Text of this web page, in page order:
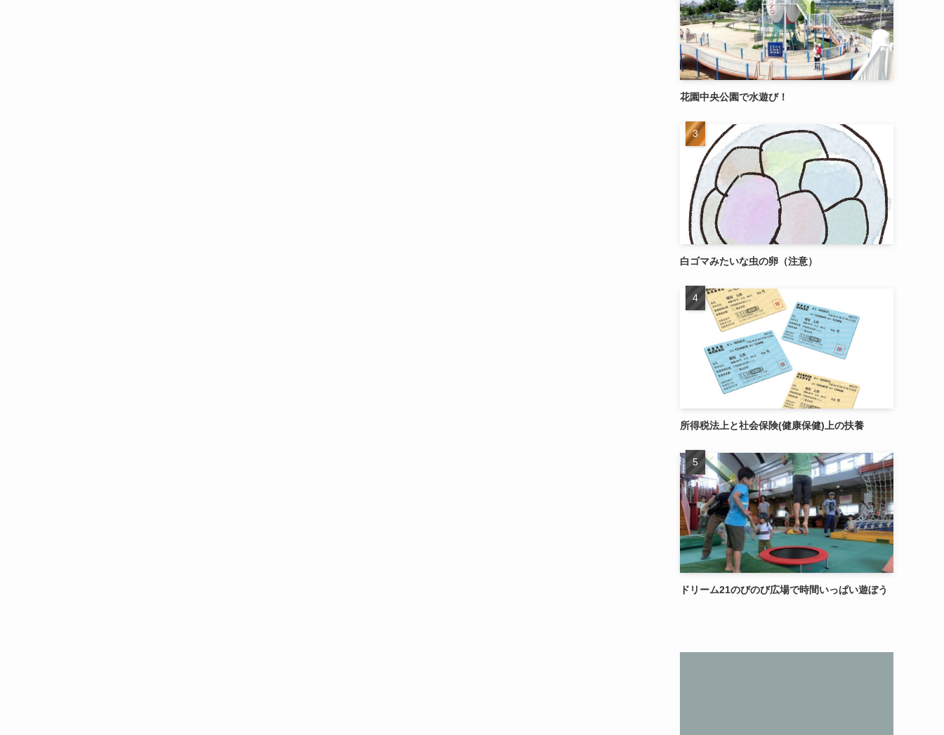
花園中央公園で水遊び！
白ゴマみたいな虫の卵（注意）
所得税法上と社会保険(健康保健)上の扶養
ドリーム21のびのび広場で時間いっぱい遊ぼう